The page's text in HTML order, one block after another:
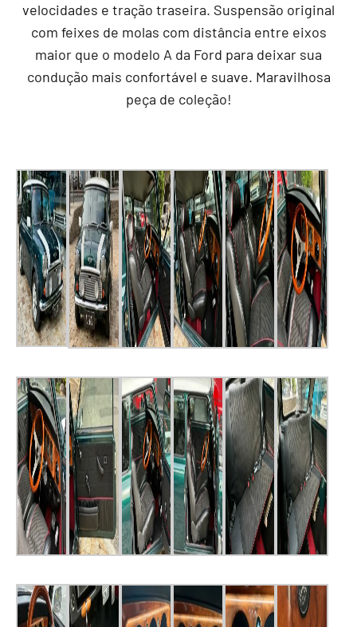
velocidades e tração traseira. Suspensão original
com feixes de molas com distância entre eixos
maior que o modelo A da Ford para deixar sua
condução mais confortável e suave. Maravilhosa
peça de coleção!